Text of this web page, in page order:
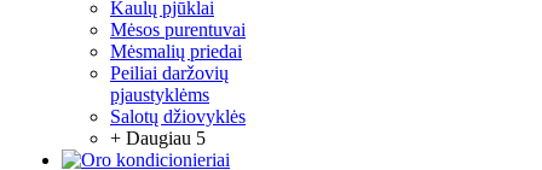
Kaulų pjūklai
Mėsos purentuvai
Mėsmalių priedai
Peiliai daržovių
pjaustyklėms
Salotų džiovyklės
+ Daugiau 5